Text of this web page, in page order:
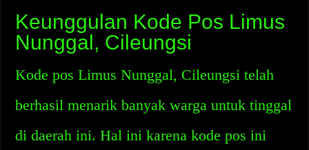
Keunggulan Kode Pos Limus
Nunggal, Cileungsi
Kode pos Limus Nunggal, Cileungsi telah
berhasil menarik banyak warga untuk tinggal
di daerah ini. Hal ini karena kode pos ini